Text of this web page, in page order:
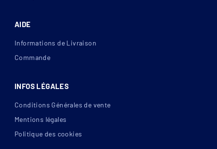
AIDE
Informations de Livraison
Commande
INFOS LÉGALES
Conditions Générales de vente
Mentions légales
Politique des cookies